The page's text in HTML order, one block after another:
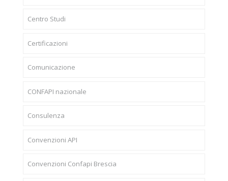
Centro Studi
Certificazioni
Comunicazione
CONFAPI nazionale
Consulenza
Convenzioni API
Convenzioni Confapi Brescia